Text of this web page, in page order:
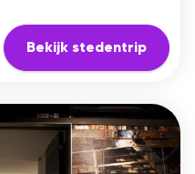
Bekijk stedentrip